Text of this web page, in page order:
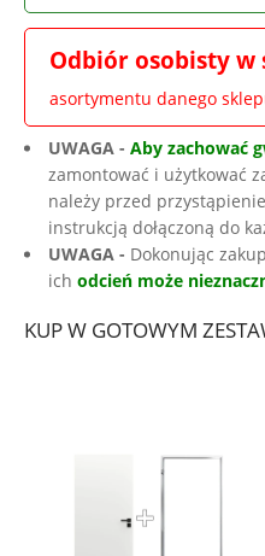
Odbiór osobisty w
asortymentu danego
UWAGA - Aby zachować
zamontować i użytkować
należy przed
instrukcją dołączoną do
UWAGA - Dokonując
ich odcień może
KUP W GOTOWYM